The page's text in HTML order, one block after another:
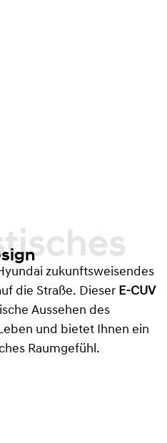
zukunftsweisendes
die Straße. Dieser E-CUV
Aussehen des
und bietet Ihnen ein
Raumgefühl.